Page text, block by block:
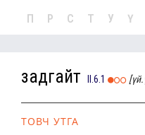
П Р С Т У Ү
задгайт II.6.1
ТОВЧ УТГА